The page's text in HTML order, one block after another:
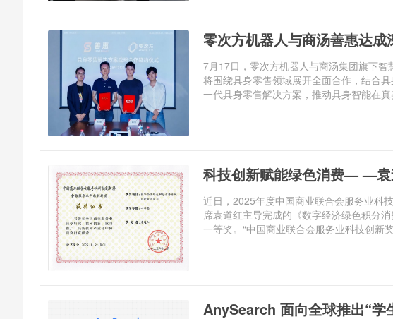
零次方机器人与商汤善惠达
7月17日，零次方机器人与商汤集团旗下
将围绕具身零售领域展开全面合作，结合
一代具身零售解决方案，推动具身智能在
科技创新赋能绿色消费— —袁
近日，2025年度中国商业联合会服务业科
席袁道红主导完成的《数字经济绿色积分
一等奖。“中国商业联合会服务业科技创新
AnySearch 面向全球推出“学